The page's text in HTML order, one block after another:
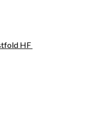
HF